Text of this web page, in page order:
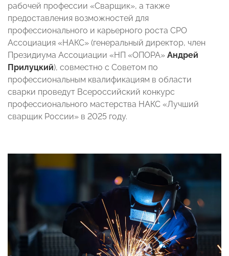
рабочей профессии «Сварщик», а также
предоставления возможностей для
профессионального и карьерного роста СРО
Ассоциация «НАКС» (генеральный директор, член
Президиума Ассоциации «НП «ОПОРА» Андрей
Прилуцкий), совместно с Советом по
профессиональным квалификациям в области
сварки проведут Всероссийский конкурс
профессионального мастерства НАКС «Лучший
сварщик России» в 2025 году.